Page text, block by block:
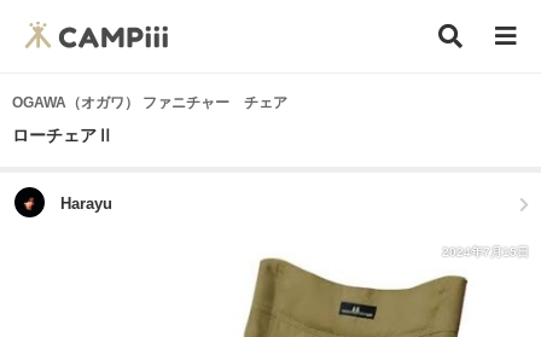
OGAWA（オガワ） ファニチャー チェア
ローチェアⅡ
Harayu
2024年7月15日